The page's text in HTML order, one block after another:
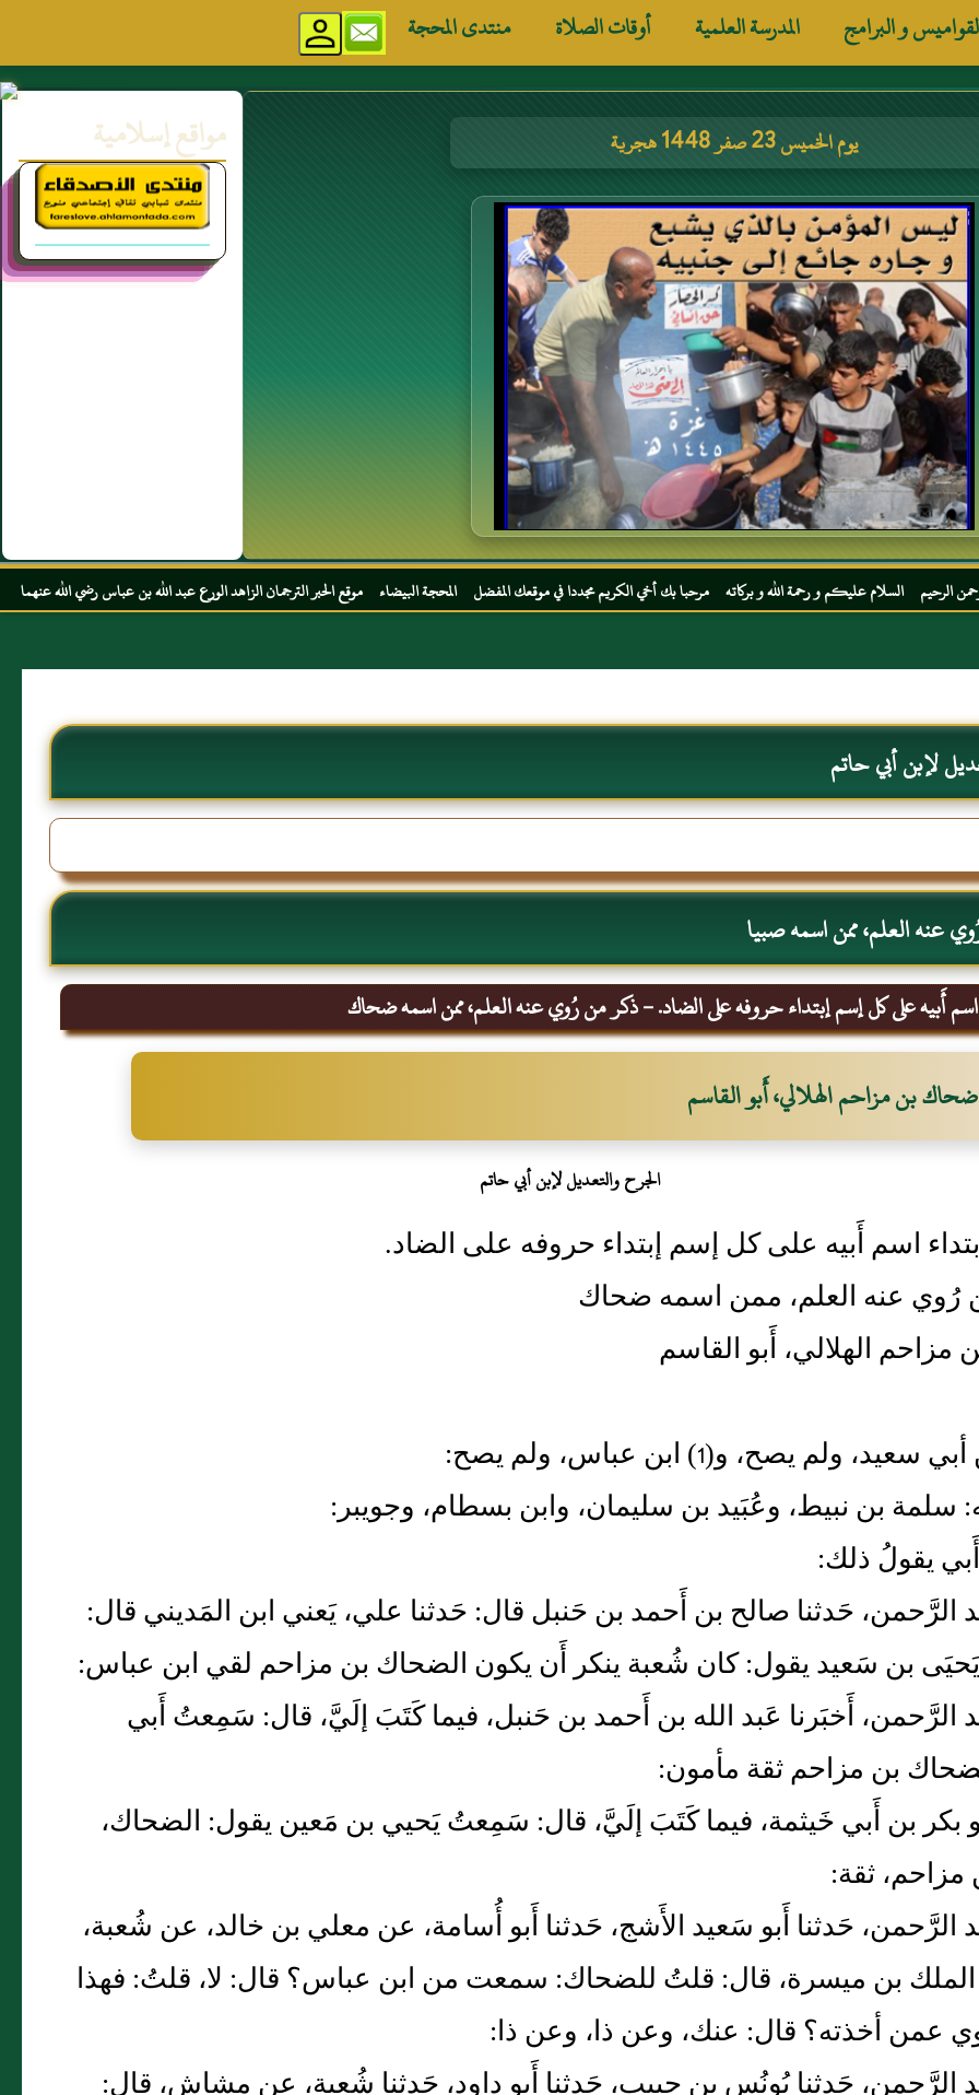
و البرامج المدرسة العلمية أوقات الصلاة منتدى المحجة
يوم الخميس 23 صفر 1448 هجرية مواقع إسلامية
عليكم و رحمة الله و بركاته مرحبا بك أخي الكريم مجددا في موقعك المفضل المحجة البيضاء موقع الحبر الترجمان الزاهد الورع عبد الله بن عباس رضي الله عنهما
لإبن أبي حاتم
عنه العلم، ممن اسمه صبيا
أَبيه على كل إسم إبتداء حروفه على الضاد. - ذكر من رُوي عنه العلم، ممن اسمه ضحاك
ضحاك بن مزاحم الهلالي، أَبو القاسم
الجرح والتعديل لإبن أبي حاتم
اسم أَبيه على كل إسم إبتداء حروفه على الضاد.
رُوي عنه العلم، ممن اسمه ضحاك
الهلالي، أَبو القاسم
ولم يصح، و(1) ابن عباس، ولم يصح:
سلمة بن نبيط، وعُبَيد بن سليمان، وابن بسطام، وجويبر:
يقولُ ذلك:
الرَّحمن، حَدثنا صالح بن أَحمد بن حَنبل قال: حَدثنا علي، يَعني ابن المَديني قال:
بن سَعيد يقول: كان شُعبة ينكر أَن يكون الضحاك بن مزاحم لقي ابن عباس:
الرَّحمن، أَخبَرنا عَبد الله بن أَحمد بن حَنبل، فيما كَتَبَ إلَيَّ، قال: سَمِعتُ أَبي
بن مزاحم ثقة مأمون:
بكر بن أَبي خَيثمة، فيما كَتَبَ إلَيَّ، قال: سَمِعتُ يَحيي بن مَعين يقول: الضحاك،
مزاحم، ثقة:
الرَّحمن، حَدثنا أَبو سَعيد الأَشج، حَدثنا أَبو أُسامة، عن معلي بن خالد، عن شُعبة،
بن ميسرة، قال: قلتُ للضحاك: سمعت من ابن عباس؟ قال: لا، قلتُ: فهذا
عمن أخذته؟ قال: عنك، وعن ذا، وعن ذا: